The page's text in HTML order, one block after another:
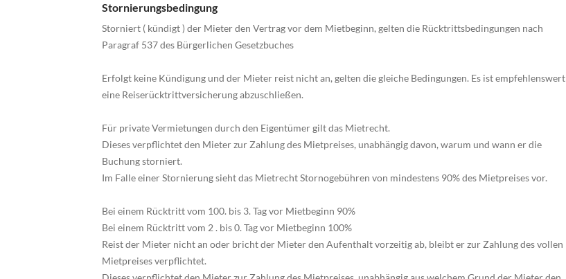
Stornierungsbedingung
Storniert ( kündigt ) der Mieter den Vertrag vor dem Mietbeginn, gelten die Rücktrittsbedingungen nach
Paragraf 537 des Bürgerlichen Gesetzbuches
Erfolgt keine Kündigung und der Mieter reist nicht an, gelten die gleiche Bedingungen. Es ist empfehlenswert
eine Reiserücktrittversicherung abzuschließen.
Für private Vermietungen durch den Eigentümer gilt das Mietrecht.
Dieses verpflichtet den Mieter zur Zahlung des Mietpreises, unabhängig davon, warum und wann er die
Buchung storniert.
Im Falle einer Stornierung sieht das Mietrecht Stornogebühren von mindestens 90% des Mietpreises vor.
Bei einem Rücktritt vom 100. bis 3. Tag vor Mietbeginn 90%
Bei einem Rücktritt vom 2 . bis 0. Tag vor Mietbeginn 100%
Reist der Mieter nicht an oder bricht der Mieter den Aufenthalt vorzeitig ab, bleibt er zur Zahlung des vollen
Mietpreises verpflichtet.